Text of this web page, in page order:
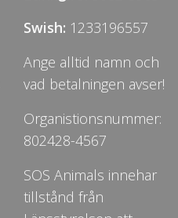
Swish: 1233196557
Ange alltid namn och
vad betalningen avser!
Organistionsnummer:
802428-4567
SOS Animals innehar
tillstånd från